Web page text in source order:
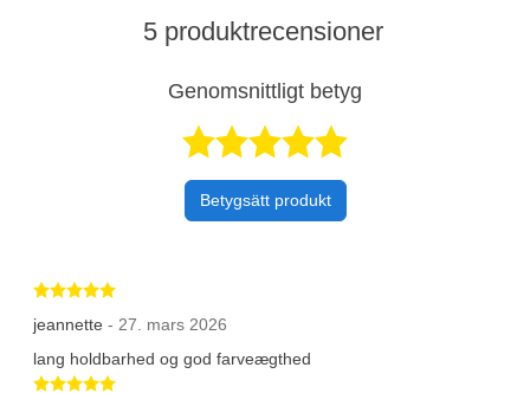
5 produktrecensioner
Genomsnittligt betyg
Betygsatt 5 av
Betygsätt produkt
Betygsatt 5 av 5 stjärnor
jeannette - 27. mars 2026
lang holdbarhed og god farveægthed
Betygsatt 5 av 5 stjärnor